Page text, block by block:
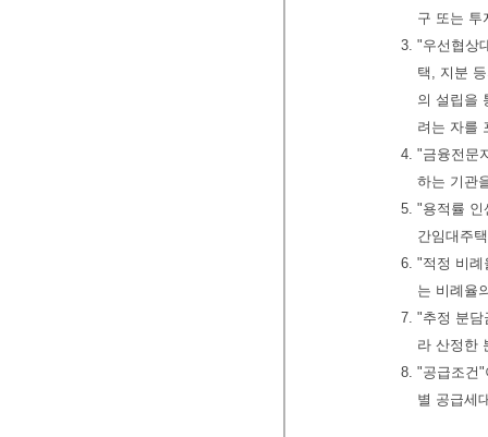
구 또는
3. "우선협상
택, 지분
의 설립을
려는 자를
4. "금융전문
하는 기관
5. "용적률 인
간임대주
6. "적정 비례
는 비례율
7. "추정 분담
라 산정한
8. "공급조건
별 공급세